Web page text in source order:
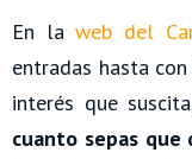
En laweb del
entradas hasta
interés que
cuanto sepas